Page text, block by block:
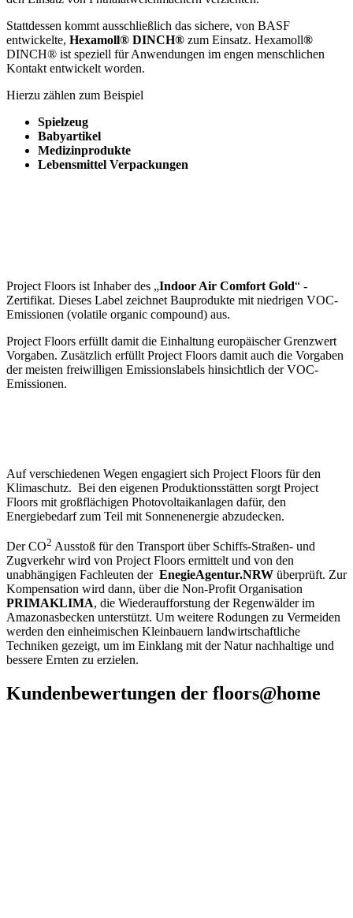
Stattdessen kommt ausschließlich das sichere, von BASF
entwickelte, Hexamoll® DINCH® zum Einsatz. Hexamoll®
DINCH® ist speziell für Anwendungen im engen menschlichen
Kontakt entwickelt worden.
Hierzu zählen zum Beispiel
Spielzeug
Babyartikel
Medizinprodukte
Lebensmittel Verpackungen
Project Floors ist Inhaber des „Indoor Air Comfort Gold“ -
Zertifikat. Dieses Label zeichnet Bauprodukte mit niedrigen VOC-
Emissionen (volatile organic compound) aus.
Project Floors erfüllt damit die Einhaltung europäischer Grenzwert
Vorgaben. Zusätzlich erfüllt Project Floors damit auch die Vorgaben
der meisten freiwilligen Emissionslabels hinsichtlich der VOC-
Emissionen.
Auf verschiedenen Wegen engagiert sich Project Floors für den
Klimaschutz. Bei den eigenen Produktionsstätten sorgt Project
Floors mit großflächigen Photovoltaikanlagen dafür, den
Energiebedarf zum Teil mit Sonnenenergie abzudecken.
Der CO2 Ausstoß für den Transport über Schiffs-Straßen- und
Zugverkehr wird von Project Floors ermittelt und von den
unabhängigen Fachleuten der EnegieAgentur.NRW überprüft. Zur
Kompensation wird dann, über die Non-Profit Organisation
PRIMAKLIMA, die Wiederaufforstung der Regenwälder im
Amazonasbecken unterstützt. Um weitere Rodungen zu Vermeiden
werden den einheimischen Kleinbauern landwirtschaftliche
Techniken gezeigt, um im Einklang mit der Natur nachhaltige und
bessere Ernten zu erzielen.
Kundenbewertungen der floors@home